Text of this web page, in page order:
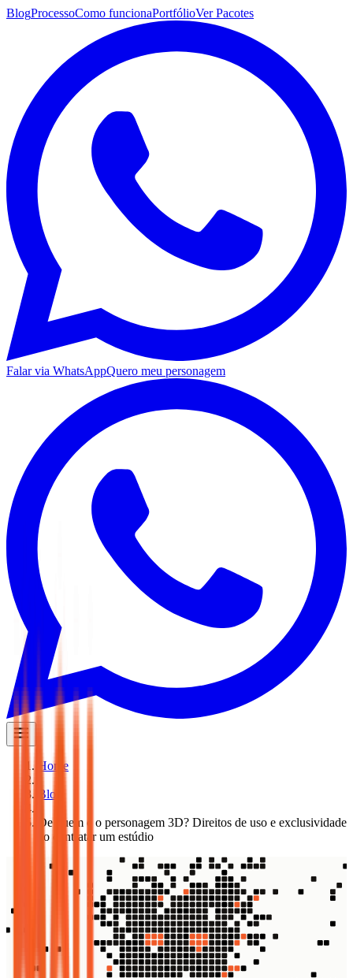
BlogProcessoComo funcionaPortfólioVer Pacotes
Falar via WhatsAppQuero meu personagem
Home
Blog
De quem é o personagem 3D? Direitos de uso e exclusividade
ao contratar um estúdio